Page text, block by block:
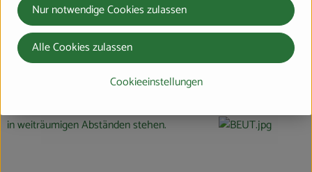
Der größte Teil des heimischen Obstes
kommt aus der traditionsreichen Region. Die
Äpfel kommen von Streuobstwiesen, auf
denen vorwiegend großkronige und
hochstämmige Obstbäume verschiedener
in weiträumigen Abständen stehen.
Cookieeinstellungen
Nur notwendige Cookies zulassen
Alle Cookies zulassen